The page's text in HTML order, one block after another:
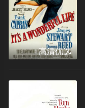
高清优选